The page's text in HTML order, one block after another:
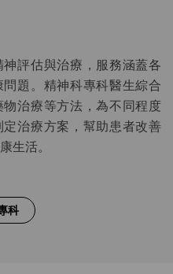
評估與治療，服務涵蓋各
題。精神科專科醫生綜合
治療等方法，為不同程度
定治療方案，幫助患者改善
生活。
科